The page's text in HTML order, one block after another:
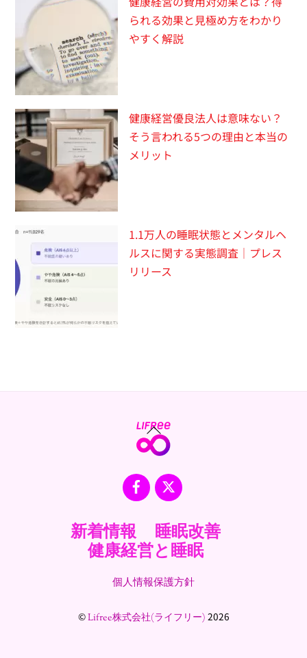
られる効果と見極め方をわかり
やすく解説
健康経営優良法人は意味ない？
そう言われる5つの理由と本当の
メリット
1.1万人の睡眠状態とメンタルヘ
ルスに関する実態調査｜プレス
リリース
Back
To
Facebook
X
新着情報
睡眠改善
健康経営と睡眠
個人情報保護方針
©Lifree株式会社(ライフリー) 2026